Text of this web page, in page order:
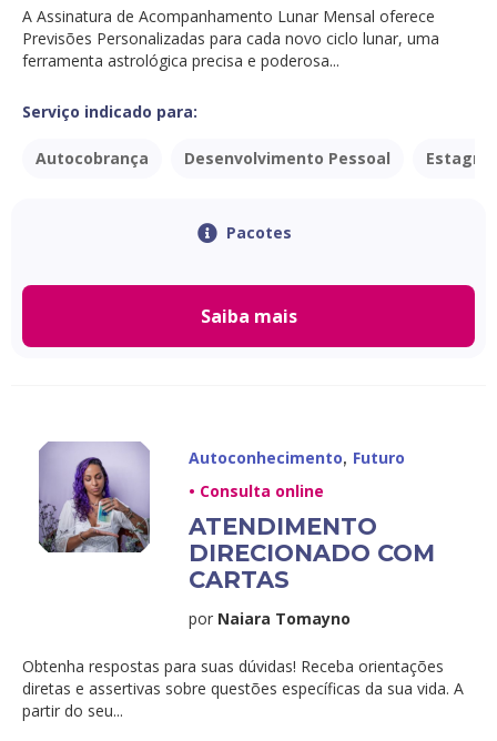
A Assinatura de Acompanhamento Lunar Mensal oferece
Previsões Personalizadas para cada novo ciclo lunar, uma
ferramenta astrológica precisa e poderosa...
Serviço indicado para:
Autocobrança Desenvolvimento Pessoal
Pacotes
Saiba mais
Autoconhecimento, Futuro
• Consulta online
ATENDIMENTO
DIRECIONADO COM
CARTAS
por Naiara Tomayno
Obtenha respostas para suas dúvidas! Receba orientações
diretas e assertivas sobre questões específicas da sua vida. A
partir do seu...